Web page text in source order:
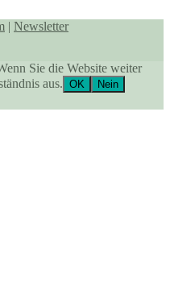
| Newsletter
Sie die Website weiter
aus. OK
Nein